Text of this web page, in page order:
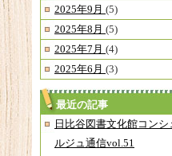
2025年9月 (5)
2025年8月 (5)
2025年7月 (4)
2025年6月 (3)
最近の記事
日比谷図書文化館コンシ
ルジュ通信vol.51